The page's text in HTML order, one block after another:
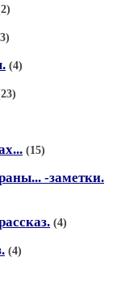
(4)
(15)
-заметки.
(4)
(4)